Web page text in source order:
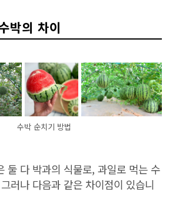
박의 차이
수박 순치기 방법
둘 다 박과의 식물로, 과일로 먹는 수
러나 다음과 같은 차이점이 있습니